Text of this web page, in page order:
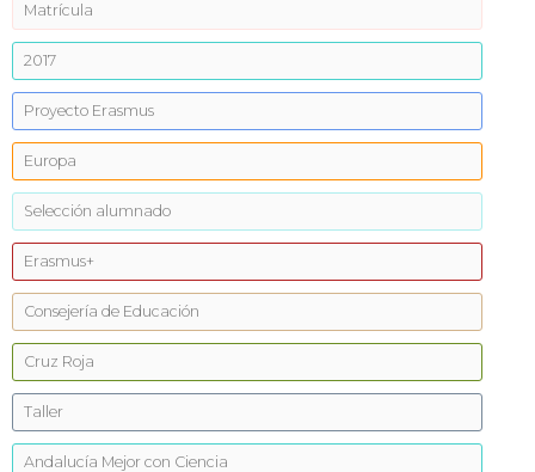
Matrícula
2017
Proyecto Erasmus
Europa
Selección alumnado
Erasmus+
Consejería de Educación
Cruz Roja
Taller
Andalucía Mejor con Ciencia